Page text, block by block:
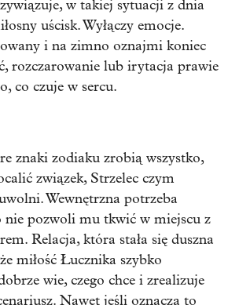
w takiej sytuacji z dnia
uścisk. Wyłączy emocje.
i na zimno oznajmi koniec
rozczarowanie lub irytacja prawie
co czuje w sercu.
znaki zodiaku zrobią wszystko,
związek, Strzelec czym
Wewnętrzna potrzeba
nie pozwoli mu tkwić w miejscu z
Relacja, która stała się duszna
miłość Łucznika szybko
wie, czego chce i zrealizuje
Nawet jeśli oznacza to